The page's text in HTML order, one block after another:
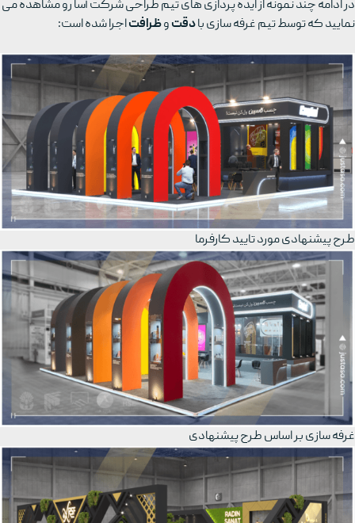
در ادامه چند نمونه از ایده پردازی های تیم طراحی شرکت آسا رو مشاهده می
نمایید که توسط تیم غرفه سازی بادقتوظرافتاجرا شده است:
طرح پیشنهادی مورد تایید کارفرما
غرفه سازی بر اساس طرح پیشنهادی